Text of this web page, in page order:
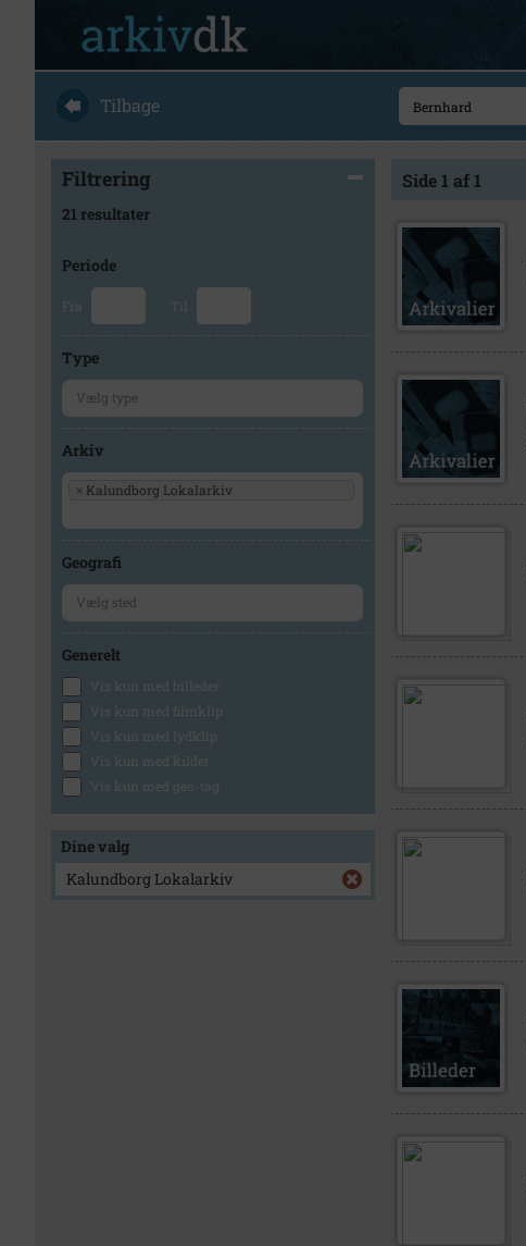
Tilbage
Filtrering
21 resultater
Periode
Fra Til
Type
Arkiv
× Kalundborg Lokalarkiv
Geografi
Generelt
Vis kun med billeder
Vis kun med filmklip
Vis kun med lydklip
Vis kun med kilder
Vis kun med geo-tag
Dine valg
Kalundborg Lokalarkiv
Side 1 af 1